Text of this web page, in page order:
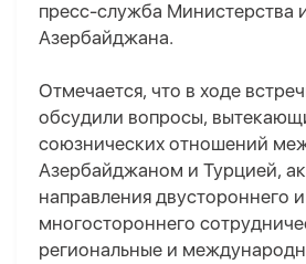
пресс-служба Министерства
Азербайджана.
Отмечается, что в ходе
обсудили вопросы,
союзнических отношений
Азербайджаном и Турцией,
направления двустороннего и
многостороннего
региональные и